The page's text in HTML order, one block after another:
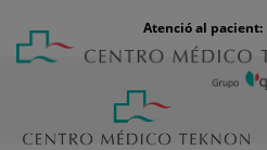
contingut
Menú
teléfono
cabecera
Atenció al pacient: